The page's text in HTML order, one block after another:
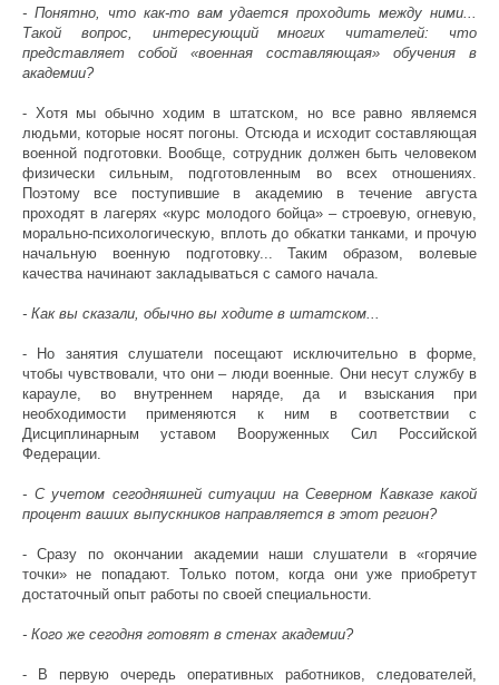
- Понятно, что как-то вам удается проходить между ними...
Такой вопрос, интересующий многих читателей: что
представляет собой «военная составляющая» обучения в
академии?
- Хотя мы обычно ходим в штатском, но все равно являемся
людьми, которые носят погоны. Отсюда и исходит составляющая
военной подготовки. Вообще, сотрудник должен быть человеком
физически сильным, подготовленным во всех отношениях.
Поэтому все поступившие в академию в течение августа
проходят в лагерях «курс молодого бойца» – строевую, огневую,
морально-психологическую, вплоть до обкатки танками, и прочую
начальную военную подготовку... Таким образом, волевые
качества начинают закладываться с самого начала.
- Как вы сказали, обычно вы ходите в штатском...
- Но занятия слушатели посещают исключительно в форме,
чтобы чувствовали, что они – люди военные. Они несут службу в
карауле, во внутреннем наряде, да и взыскания при
необходимости применяются к ним в соответствии с
Дисциплинарным уставом Вооруженных Сил Российской
Федерации.
- С учетом сегодняшней ситуации на Северном Кавказе какой
процент ваших выпускников направляется в этот регион?
- Сразу по окончании академии наши слушатели в «горячие
точки» не попадают. Только потом, когда они уже приобретут
достаточный опыт работы по своей специальности.
- Кого же сегодня готовят в стенах академии?
- В первую очередь оперативных работников, следователей,